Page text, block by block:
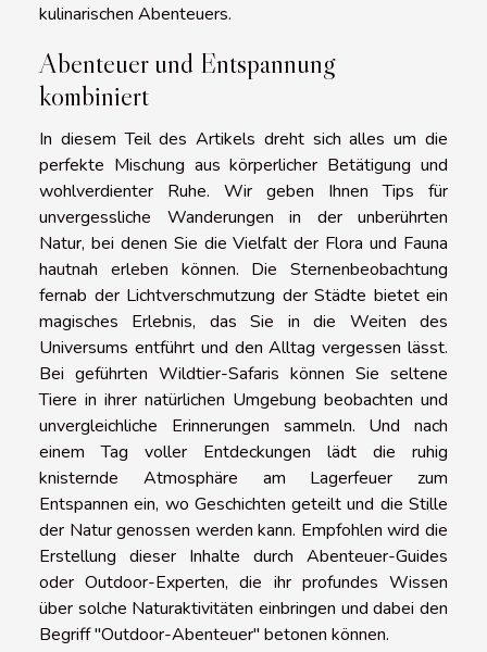
kulinarischen Abenteuers.
Abenteuer und Entspannung
kombiniert
In diesem Teil des Artikels dreht sich alles um die
perfekte Mischung aus körperlicher Betätigung und
wohlverdienter Ruhe. Wir geben Ihnen Tips für
unvergessliche Wanderungen in der unberührten
Natur, bei denen Sie die Vielfalt der Flora und Fauna
hautnah erleben können. Die Sternenbeobachtung
fernab der Lichtverschmutzung der Städte bietet ein
magisches Erlebnis, das Sie in die Weiten des
Universums entführt und den Alltag vergessen lässt.
Bei geführten Wildtier-Safaris können Sie seltene
Tiere in ihrer natürlichen Umgebung beobachten und
unvergleichliche Erinnerungen sammeln. Und nach
einem Tag voller Entdeckungen lädt die ruhig
knisternde Atmosphäre am Lagerfeuer zum
Entspannen ein, wo Geschichten geteilt und die Stille
der Natur genossen werden kann. Empfohlen wird die
Erstellung dieser Inhalte durch Abenteuer-Guides
oder Outdoor-Experten, die ihr profundes Wissen
über solche Naturaktivitäten einbringen und dabei den
Begriff "Outdoor-Abenteuer" betonen können.